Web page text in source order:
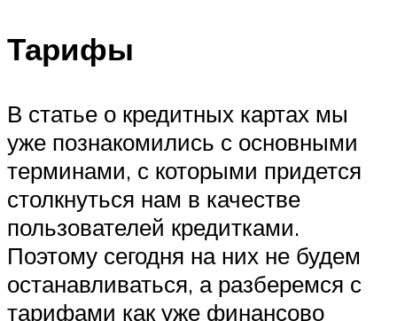
Тарифы
В статье о кредитных картах мы
уже познакомились с основными
терминами, с которыми придется
столкнуться нам в качестве
пользователей кредитками.
Поэтому сегодня на них не будем
останавливаться, а разберемся с
тарифами как уже финансово